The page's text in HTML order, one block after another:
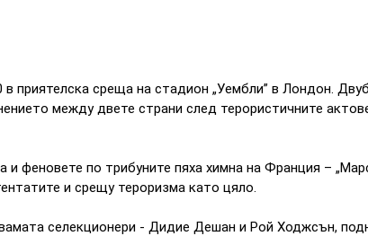
в приятелска среща на стадион „Уембли” в Лондон.
между двете страни след терористичните
феновете по трибуните пяха химна на Франция –
и срещу тероризма като цяло.
селекционери - Дидие Дешан и Рой Ходжсън,